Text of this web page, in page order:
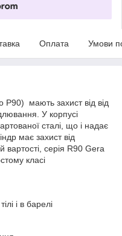
Оплата Умови
Р90) мають захист від від
У корпусі
сталі, що і надає
має захист від
серія R90 Gera
класі
і в барелі